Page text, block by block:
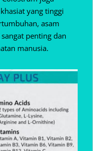
yang tinggi
asam
penting dan
manusia.